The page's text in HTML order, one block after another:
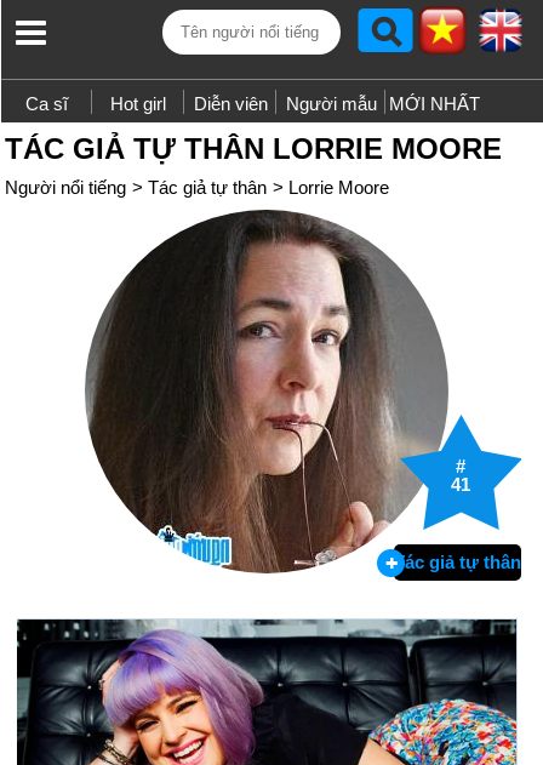
Ca sĩ Hot girl Diễn viên Người mẫu MỚI NHẤT
TÁC GIẢ TỰ THÂN LORRIE MOORE
Người nổi tiếng > Tác giả tự thân > Lorrie Moore
#
41
Tác giả tự thân